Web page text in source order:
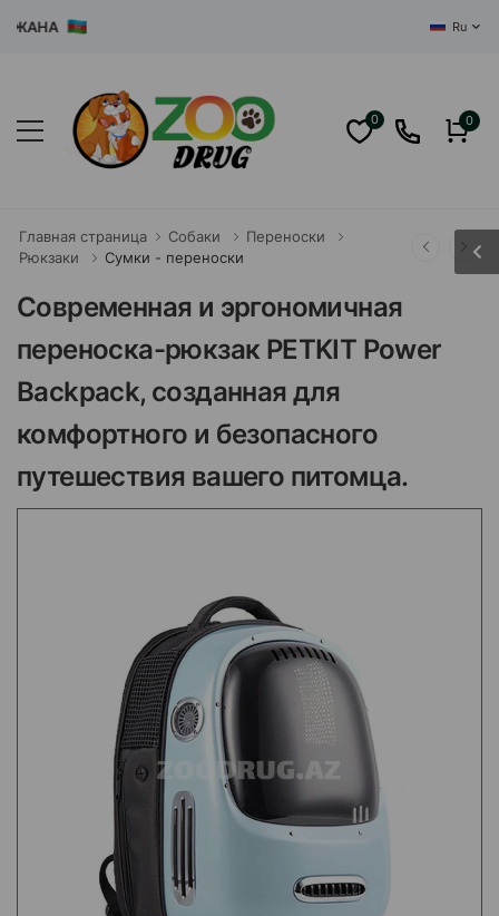
Ru
0 0
Главная страница Собаки
Переноски
Рюкзаки
Сумки - переноски
Современная и эргономичная
переноска-рюкзак PETKIT Power
Backpack, созданная для
комфортного и безопасного
путешествия вашего питомца.